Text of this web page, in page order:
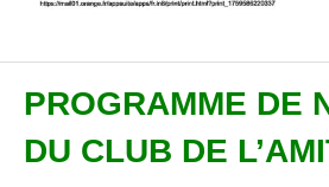
PROGRAMME DE
DU CLUB DE